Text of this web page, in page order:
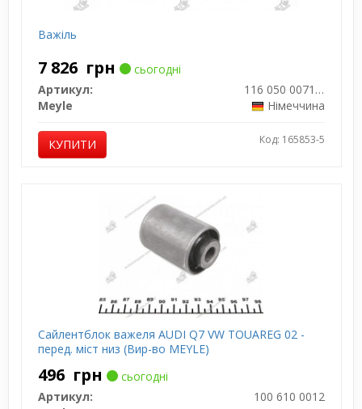
Важіль
7 826 грн
сьогодні
Артикул:
116 050 0071/S
Meyle
Німеччина
КУПИТИ Код: 165853-5
Сайлентблок важеля AUDI Q7 VW TOUAREG 02 -
перед. міст низ (Вир-во MEYLE)
496 грн
сьогодні
Артикул:
100 610 0012